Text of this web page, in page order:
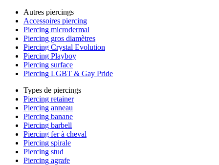
Autres piercings
Accessoires piercing
Piercing microdermal
Piercing gros diamètres
Piercing Crystal Evolution
Piercing Playboy
Piercing surface
Piercing LGBT & Gay Pride
Types de piercings
Piercing retainer
Piercing anneau
Piercing banane
Piercing barbell
Piercing fer à cheval
Piercing spirale
Piercing stud
Piercing agrafe